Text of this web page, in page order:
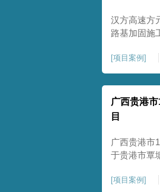
汉方高速方
路基加固施
月20日安排
[项目案例 ]
广西贵港
目
广西贵港市
于贵港市覃
夯和普通强
[项目案例 ]